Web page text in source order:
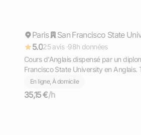
Répond rapidement
Paris
San Francisco State
5.025 avis ·98h données
Cours d'Anglais dispensé par un
Francisco State University en Anglais.
TOEFL, TOEIC, GMAT
En ligne, À domicile
35,15 €/h